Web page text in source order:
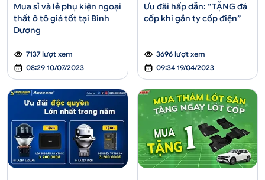
Mua sỉ và lẻ phụ kiện ngoại
thất ô tô giá tốt tại Bình
Dương
7137 lượt xem
08:29 10/07/2023
Ưu đãi hấp dẫn: “TẶNG đá
cốp khi gắn ty cốp điện”
3696 lượt xem
09:34 19/04/2023